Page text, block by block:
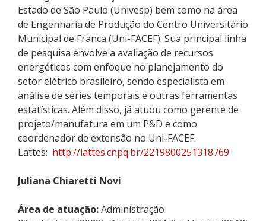
Estado de São Paulo (Univesp) bem como na área
de Engenharia de Produção do Centro Universitário
Municipal de Franca (Uni-FACEF). Sua principal linha
de pesquisa envolve a avaliação de recursos
energéticos com enfoque no planejamento do
setor elétrico brasileiro, sendo especialista em
análise de séries temporais e outras ferramentas
estatísticas. Além disso, já atuou como gerente de
projeto/manufatura em um P&D e como
coordenador de extensão no Uni-FACEF.
Lattes: http://lattes.cnpq.br/2219800251318769
Juliana Chiaretti Novi
Área de atuação:Administração